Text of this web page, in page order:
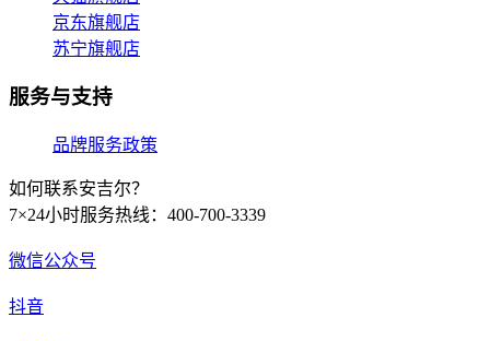
京东旗舰店
苏宁旗舰店
服务与支持
品牌服务政策
如何联系安吉尔？
7×24小时服务热线：400-700-3339
微信公众号
抖音